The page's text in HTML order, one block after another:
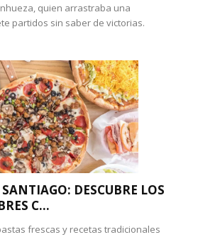
quien arrastraba una
partidos sin saber de victorias.
DESCUBRE LOS
C...
frescas y recetas tradicionales